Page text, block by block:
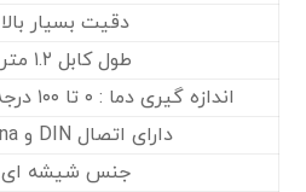
دقیت بسیار بالا
طول کابل ۱.۲ متر
اندازه گیری دما : ۰ تا ۱۰۰ درجه سانتی گراد
دارای اتصال DIN و Banana
جنس شیشه ای